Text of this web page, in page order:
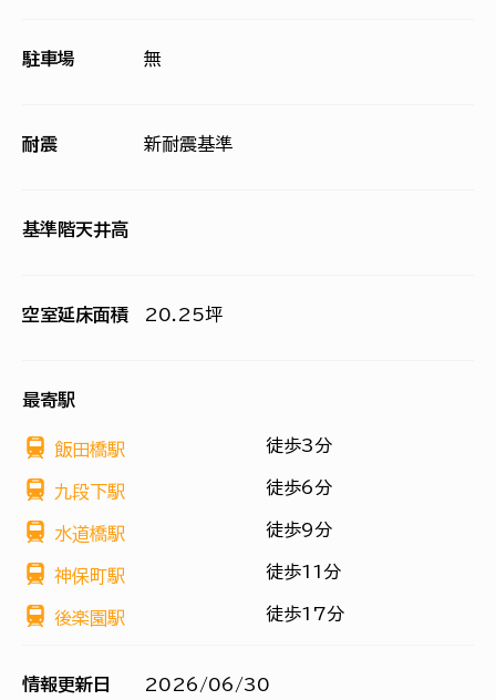
駐車場 無
耐震 新耐震基準
基準階天井高
空室延床面積 20.25坪
最寄駅
飯田橋駅 徒歩3分
九段下駅 徒歩6分
水道橋駅 徒歩9分
神保町駅 徒歩11分
後楽園駅 徒歩17分
情報更新日 2026/06/30